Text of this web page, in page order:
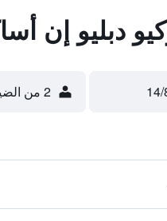
دبليو إن
2 من الضيوف، غرفة واحدة